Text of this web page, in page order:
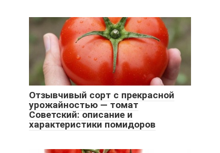
Отзывчивый сорт с прекрасной
урожайностью — томат
Советский: описание и
характеристики помидоров